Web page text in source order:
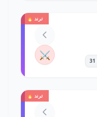
ترند 🔥
⚔️
ترند 🔥